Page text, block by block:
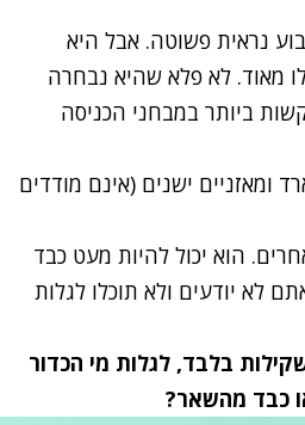
נראית פשוטה. אבל היא
מאוד. לא פלא שהיא נבחרה
ביותר במבחני הכניסה
ביליארד ומאזניים ישנים (אינם מודדים
הוא יכול להיות מעט כבד
לא יודעים ולא תוכלו לגלות
שלכם: תוך 3 שקילות בלבד, לגלות מי הכדור
כבד מהשאר?